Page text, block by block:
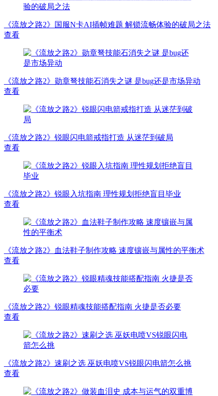
《流放之路2》国服N卡AI插帧难题 解锁流畅体验的破局之法
查看
《流放之路2》勋章弩技能石消失之谜 是bug还是市场异动
查看
《流放之路2》锐眼闪电箭戒指打造 从迷茫到破局
查看
《流放之路2》锐眼入坑指南 理性规划拒绝盲目毕业
查看
《流放之路2》血法鞋子制作攻略 速度镶嵌与属性的平衡术
查看
《流放之路2》锐眼精魂技能搭配指南 火捷是否必要
查看
《流放之路2》速刷之选 巫妖电喷VS锐眼闪电箭怎么挑
查看